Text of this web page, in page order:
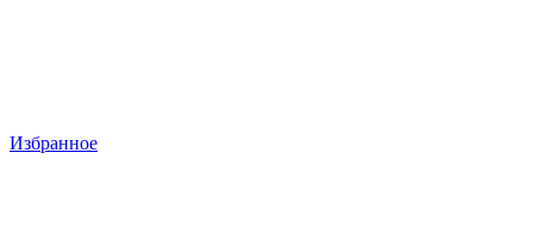
Избранное